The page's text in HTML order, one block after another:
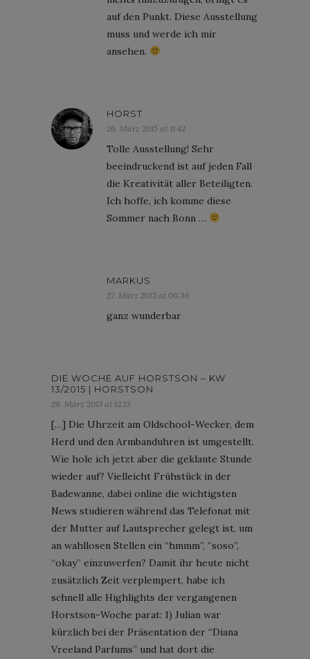
auf den Punkt. Diese Ausstellung
muss und werde ich mir
ansehen.
HORST
26. März 2015 at 11:42
Tolle Ausstellung! Sehr
beeindruckend ist auf jeden Fall
die Kreativität aller Beteiligten.
Ich hoffe, ich komme diese
Sommer nach Bonn …
MARKUS
27. März 2015 at 06:36
ganz wunderbar
DIE WOCHE AUF HORSTSON – KW
13/2015 | HORSTSON
29. März 2015 at 12:13
[…] Die Uhrzeit am Oldschool-Wecker, dem
Herd und den Armbanduhren ist umgestellt.
Wie hole ich jetzt aber die geklaute Stunde
wieder auf? Vielleicht Frühstück in der
Badewanne, dabei online die wichtigsten
News studieren während das Telefonat mit
der Mutter auf Lautsprecher gelegt ist, um
an wahllosen Stellen ein “hmmm”, “soso”,
“okay” einzuwerfen? Damit ihr heute nicht
zusätzlich Zeit verplempert, habe ich
schnell alle Highlights der vergangenen
Horstson-Woche parat: 1) Julian war
kürzlich bei der Präsentation der “Diana
Vreeland Parfums” und hat dort die